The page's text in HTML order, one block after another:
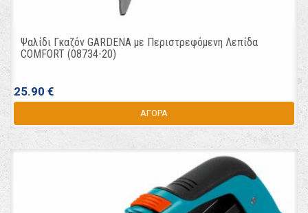
Ψαλίδι Γκαζόν GARDENA με Περιστρεφόμενη Λεπίδα
COMFORT (08734-20)
25.90 €
ΑΓΟΡΑ